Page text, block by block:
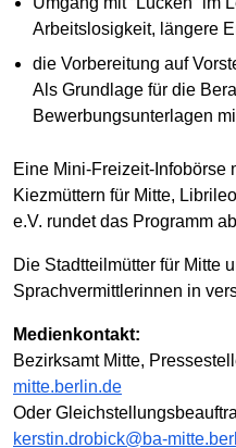
Arbeitslosigkeit, längere
die Vorbereitung auf
Als Grundlage für die
Bewerbungsunterlagen
Eine Mini-Freizeit-Infobörse
Kiezmüttern für Mitte,
e.V. rundet das Programm
Die Stadtteilmütter für Mitte
Sprachvermittlerinnen in
Medienkontakt:
Bezirksamt Mitte,
mitte.berlin.de
Oder
kerstin.drobick@ba-